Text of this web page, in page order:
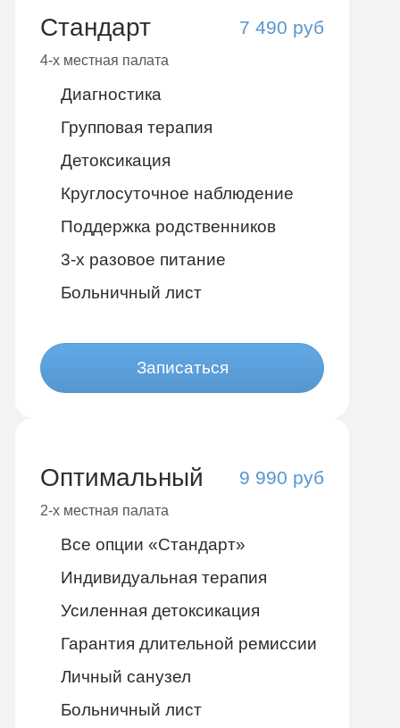
Стандарт 7 490 руб
4-х местная палата
Диагностика
Групповая терапия
Детоксикация
Круглосуточное наблюдение
Поддержка родственников
3-х разовое питание
Больничный лист
Записаться
Оптимальный 9 990 руб
2-х местная палата
Все опции «Стандарт»
Индивидуальная терапия
Усиленная детоксикация
Гарантия длительной ремиссии
Личный санузел
Больничный лист